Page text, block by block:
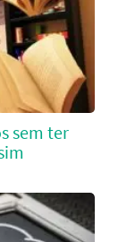
sem ter